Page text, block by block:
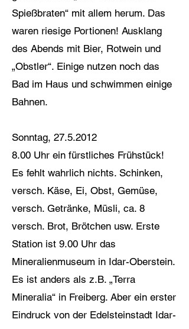
Spießbraten“ mit allem herum. Das
waren riesige Portionen! Ausklang
des Abends mit Bier, Rotwein und
„Obstler“. Einige nutzen noch das
Bad im Haus und schwimmen einige
Bahnen.
Sonntag, 27.5.2012
8.00 Uhr ein fürstliches Frühstück!
Es fehlt wahrlich nichts. Schinken,
versch. Käse, Ei, Obst, Gemüse,
versch. Getränke, Müsli, ca. 8
versch. Brot, Brötchen usw. Erste
Station ist 9.00 Uhr das
Mineralienmuseum in Idar-Oberstein.
Es ist anders als z.B. „Terra
Mineralia“ in Freiberg. Aber ein erster
Eindruck von der Edelsteinstadt Idar-